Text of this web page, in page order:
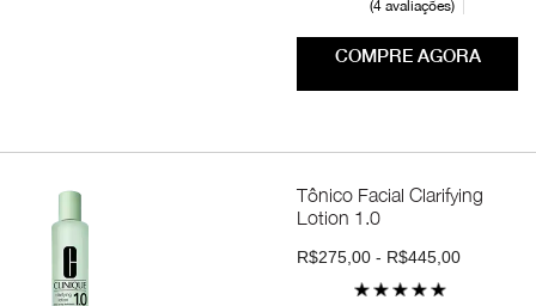
4 avaliações
COMPRE AGORA
Tônico Facial Clarifying
Lotion 1.0
R$275,00 - R$445,00